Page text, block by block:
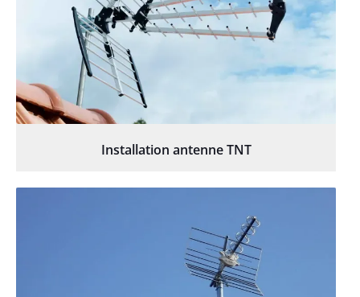
Installation antenne TNT